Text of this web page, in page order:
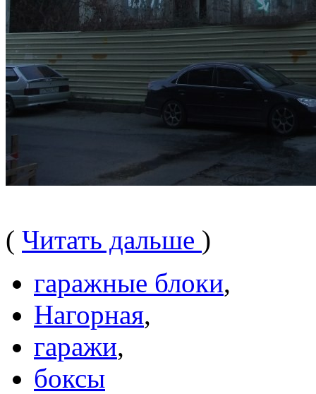
( Читать дальше )
гаражные блоки,
Нагорная,
гаражи,
боксы